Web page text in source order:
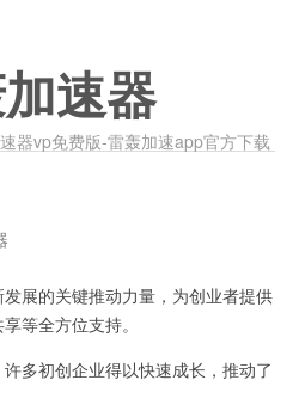
速器
器vp免费版-雷轰加速app官方下载
展的关键推动力量，为创业者提供
等全方位支持。
初创企业得以快速成长，推动了